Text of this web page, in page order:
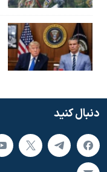
دنبال کنید